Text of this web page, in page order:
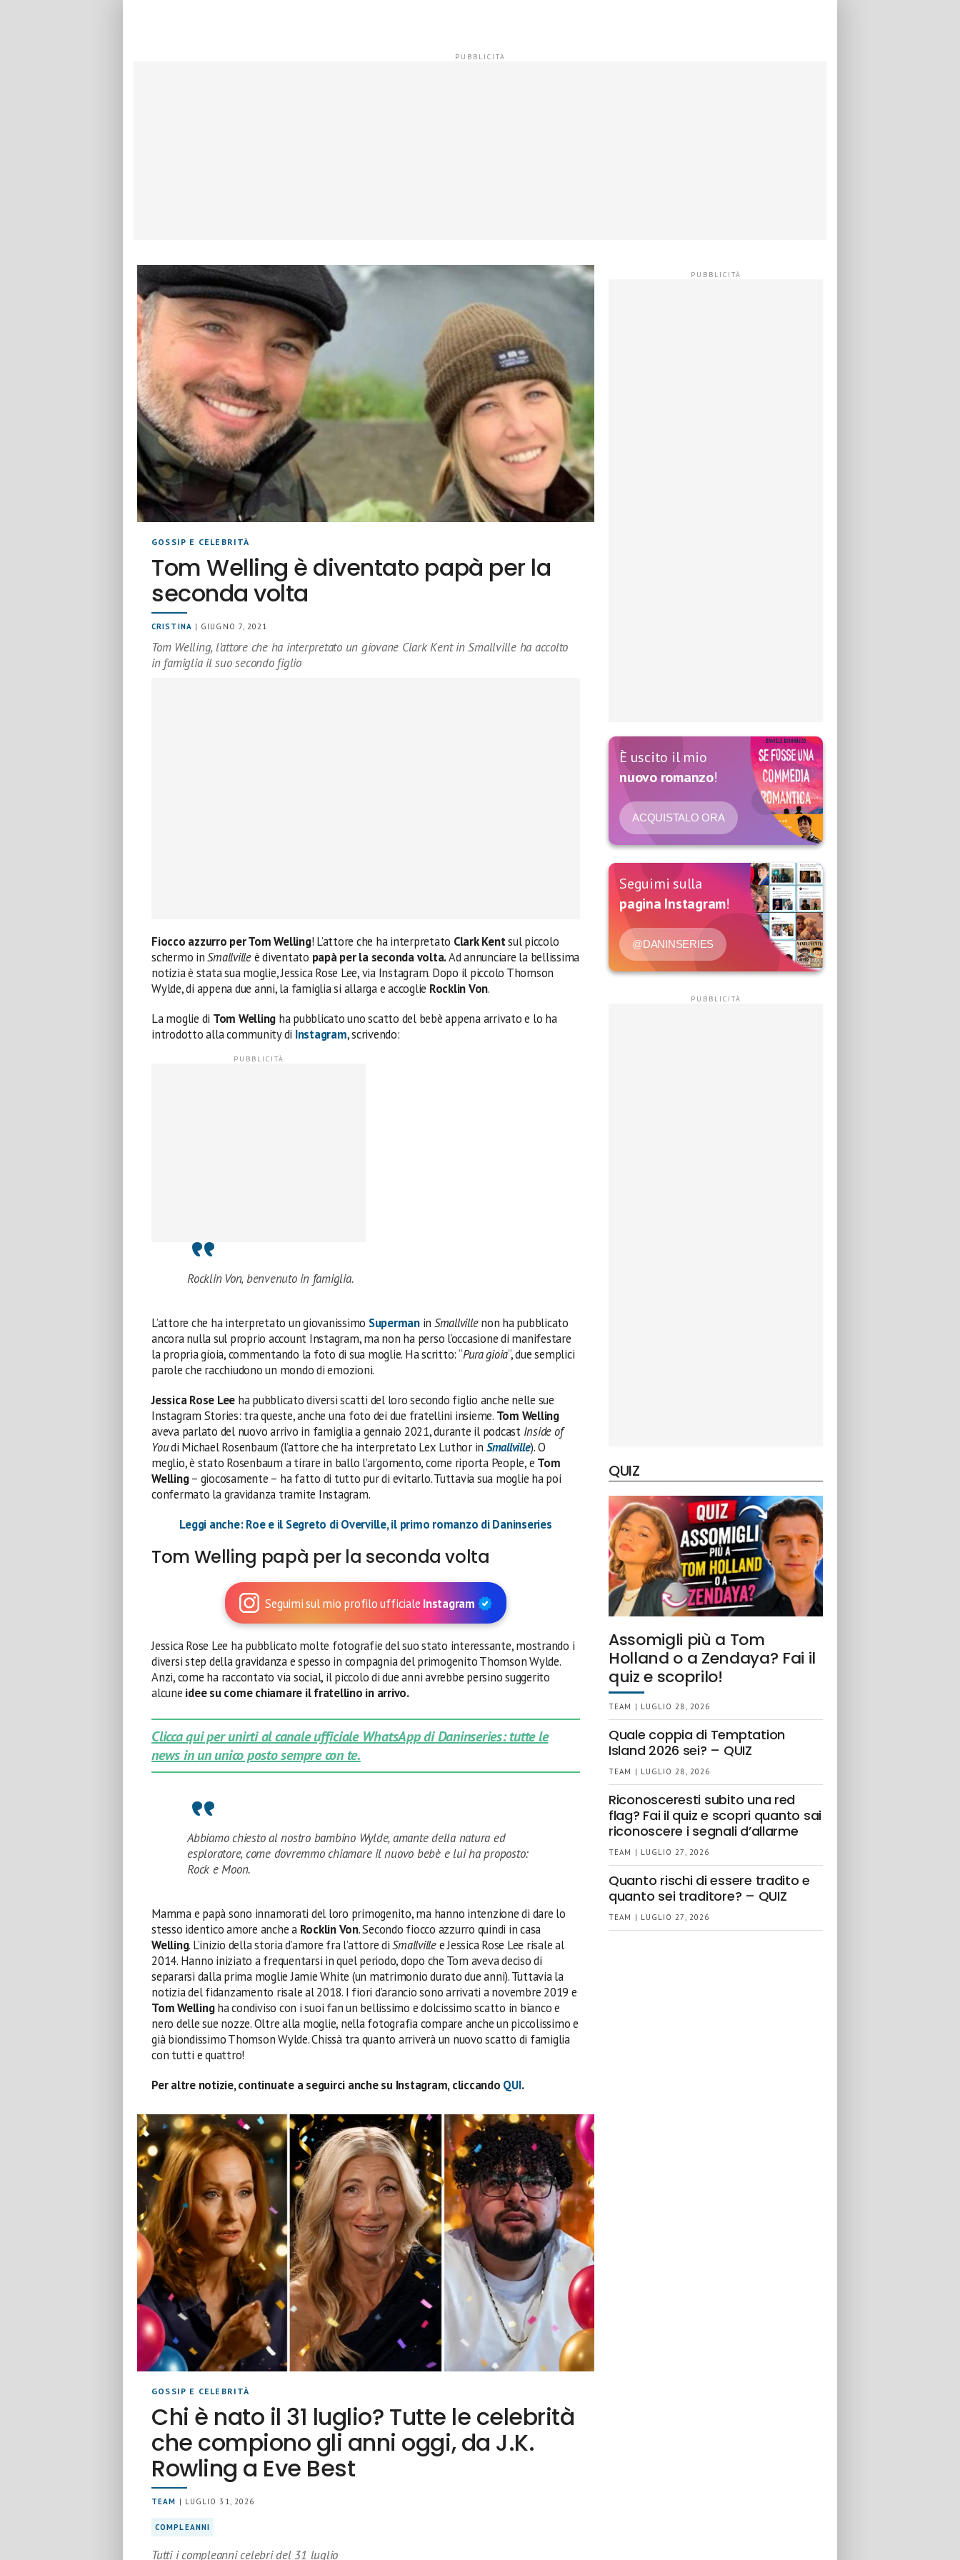
GOSSIP E CELEBRITÀ
Tom Welling è diventato papà per la
seconda volta
CRISTINA | GIUGNO 7, 2021
Tom Welling, l’attore che ha interpretato un giovane Clark Kent in Smallville ha accolto
in famiglia il suo secondo figlio
Fiocco azzurro per Tom Welling! L’attore che ha interpretato Clark Kentsul piccolo
schermo inSmallvilleè diventato papà per la seconda volta.Ad annunciare la bellissima
notizia è stata sua moglie, Jessica Rose Lee, via Instagram. Dopo il piccolo Thomson
Wylde, di appena due anni, la famiglia si allarga e accoglie Rocklin Von.
La moglie di Tom Welling ha pubblicato uno scatto del bebè appena arrivato e lo ha
introdotto alla community di Instagram, scrivendo:
Rocklin Von, benvenuto in famiglia.
L’attore che ha interpretato un giovanissimo Superman in Smallvillenon ha pubblicato
ancora nulla sul proprio account Instagram, ma non ha perso l’occasione di manifestare
la propria gioia, commentando la foto di sua moglie. Ha scritto: “Pura gioia“, due semplici
parole che racchiudono un mondo di emozioni.
Jessica Rose Lee ha pubblicato diversi scatti del loro secondo figlio anche nelle sue
Instagram Stories: tra queste, anche una foto dei due fratellini insieme. Tom Welling
aveva parlato del nuovo arrivo in famiglia a gennaio 2021, durante il podcastInside of
Youdi Michael Rosenbaum (l’attore che ha interpretato Lex Luthor in Smallville). O
meglio, è stato Rosenbaum a tirare in ballo l’argomento, come riporta People, e Tom
Welling– giocosamente – ha fatto di tutto pur di evitarlo. Tuttavia sua moglie ha poi
confermato la gravidanza tramite Instagram.
Leggi anche: Roe e il Segreto di Overville, il primo romanzo di Daninseries
Tom Welling papà per la seconda volta
Seguimi sul mio profilo ufficiale Instagram
Jessica Rose Lee ha pubblicato molte fotografie del suo stato interessante, mostrando i
diversi step della gravidanza e spesso in compagnia del primogenito Thomson Wylde.
Anzi, come ha raccontato via social, il piccolo di due anni avrebbe persino suggerito
alcune idee su come chiamare il fratellino in arrivo.
Clicca qui per unirti al canale ufficiale WhatsApp di Daninseries: tutte le
news in un unico posto sempre con te.
Abbiamo chiesto al nostro bambino Wylde, amante della natura ed
esploratore, come dovremmo chiamare il nuovo bebè e lui ha proposto:
Rock e Moon.
Mamma e papà sono innamorati del loro primogenito, ma hanno intenzione di dare lo
stesso identico amore anche a Rocklin Von. Secondo fiocco azzurro quindi in casa
Welling. L’inizio della storia d’amore fra l’attore diSmallvillee Jessica Rose Lee risale al
2014. Hanno iniziato a frequentarsi in quel periodo, dopo che Tom aveva deciso di
separarsi dalla prima moglie Jamie White (un matrimonio durato due anni). Tuttavia la
notizia del fidanzamento risale al 2018. I fiori d’arancio sono arrivati a novembre 2019 e
Tom Wellingha condiviso con i suoi fan un bellissimo e dolcissimo scatto in bianco e
nero delle sue nozze. Oltre alla moglie, nella fotografia compare anche un piccolissimo e
già biondissimo Thomson Wylde. Chissà tra quanto arriverà un nuovo scatto di famiglia
con tutti e quattro!
Per altre notizie, continuate a seguirci anche su Instagram, cliccando QUI.
GOSSIP E CELEBRITÀ
Chi è nato il 31 luglio? Tutte le celebrità
che compiono gli anni oggi, da J.K.
Rowling a Eve Best
TEAM | LUGLIO 31, 2026
COMPLEANNI
Tutti i compleanni celebri del 31 luglio
È uscito il mio
nuovo romanzo!
ACQUISTALO ORA
Seguimi sulla
pagina Instagram!
@DANINSERIES
QUIZ
Assomigli più a Tom
Holland o a Zendaya? Fai il
quiz e scoprilo!
TEAM | LUGLIO 28, 2026
Quale coppia di Temptation
Island 2026 sei? – QUIZ
TEAM | LUGLIO 28, 2026
Riconosceresti subito una red
flag? Fai il quiz e scopri quanto sai
riconoscere i segnali d’allarme
TEAM | LUGLIO 27, 2026
Quanto rischi di essere tradito e
quanto sei traditore? – QUIZ
TEAM | LUGLIO 27, 2026